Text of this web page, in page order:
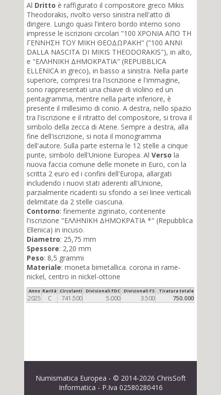
Al Dritto è raffigurato il compositore greco Mikis
Theodorakis, rivolto verso sinistra nell'atto di
dirigere. Lungo quasi l'intero bordo interno sono
impresse le iscrizioni circolari "100 ΧΡΟΝΙΑ ΑΠΟ ΤΗ
ΓΕΝΝΗΣΗ ΤΟΥ ΜΙΚΗ ΘΕΟΔΩΡΑΚΗ" ("100 ANNI
DALLA NASCITA DI MIKIS THEODORAKIS"), in alto,
e "ΕΛΛΗΝΙΚΗ ΔΗΜΟΚΡΑΤΙΑ" (REPUBBLICA
ELLENICA in greco), in basso a sinistra. Nella parte
superiore, compresi tra l'iscrizione e l'immagine,
sono rappresentati una chiave di violino ed un
pentagramma, mentre nella parte inferiore, è
presente il millesimo di conio. A destra, nello spazio
tra l'iscrizione e il ritratto del compositore, si trova il
simbolo della zecca di Atene. Sempre a destra, alla
fine dell'iscrizione, si nota il monogramma
dell'autore. Sulla parte esterna le 12 stelle a cinque
punte, simbolo dell'Unione Europea. Al Verso la
nuova faccia comune delle monete in Euro, con la
scritta 2 euro ed i confini dell'Europa, allargati
includendo i nuovi stati aderenti all'Unione,
parzialmente ricadenti su sfondo a sei linee verticali
delimitate da 2 stelle ciascuna.
Contorno: finemente zigrinato, contenente
l'iscrizione "ΕΛΛΗΝΙΚΗ ΔΗΜΟΚΡΑΤΙΑ *" (Repubblica
Ellenica) in incuso.
Diametro: 25,75 mm
Spessore: 2,20 mm
Peso: 8,5 grammi
Materiale: moneta bimetallica. corona in rame-
nickel, centro in nickel-ottone
Anno Rarità Circolanti Divisionali FDC Divisionali FS Tiratura totale
2025 C 741.500 5.000 3.500 750.000
Numismatica Europea - © 2014-2026 ChrisSoft
Informatica - P.Iva 02580280416